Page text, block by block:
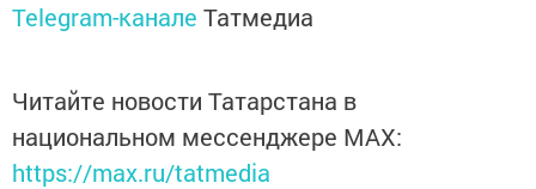
Telegram-канале Татмедиа
Читайте новости Татарстана в
национальном мессенджере MАХ:
https://max.ru/tatmedia